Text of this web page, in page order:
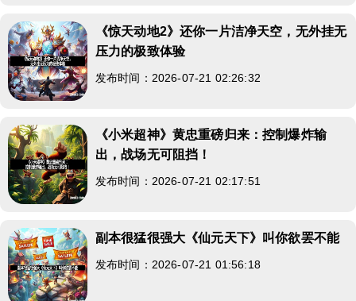
《惊天动地2》还你一片洁净天空，无外挂无
压力的极致体验
发布时间：2026-07-21 02:26:32
《小米超神》黄忠重磅归来：控制爆炸输
出，战场无可阻挡！
发布时间：2026-07-21 02:17:51
副本很猛很强大《仙元天下》叫你欲罢不能
发布时间：2026-07-21 01:56:18